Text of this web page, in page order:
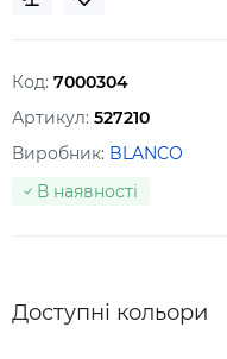
Код: 7000304
Артикул: 527210
Виробник: BLANCO
В наявності
Доступні кольори